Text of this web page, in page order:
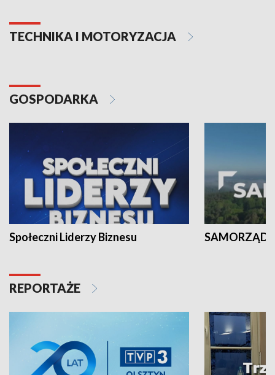
TECHNIKA I MOTORYZACJA
GOSPODARKA
Społeczni Liderzy Biznesu SAMORZĄD
REPORTAŻE